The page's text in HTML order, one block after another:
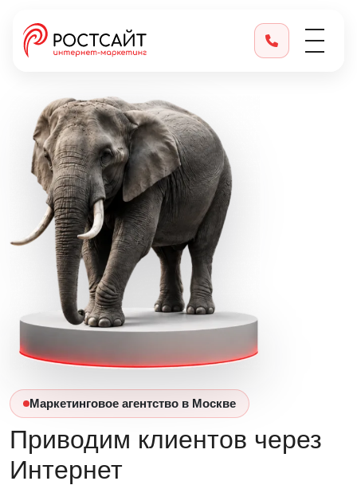
Маркетинговое агентство в Москве
Приводим клиентов через
Интернет